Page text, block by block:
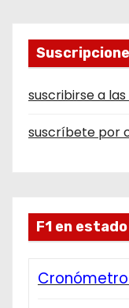
suscribirse a
suscríbete por
F1 en